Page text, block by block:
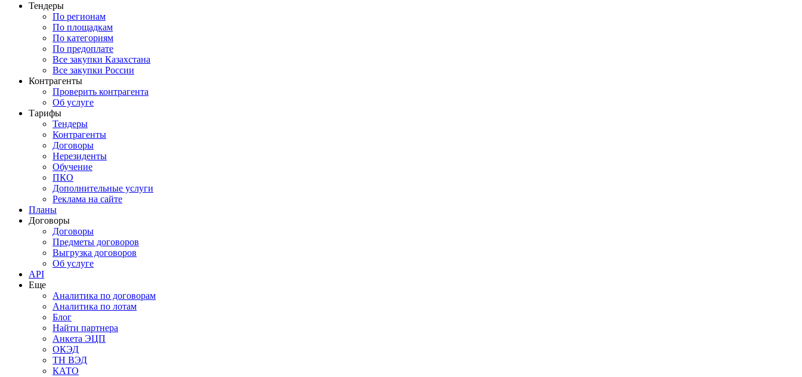
Тендеры
По регионам
По площадкам
По категориям
По предоплате
Все закупки Казахстана
Все закупки России
Контрагенты
Проверить контрагента
Об услуге
Тарифы
Тендеры
Контрагенты
Договоры
Нерезиденты
Обучение
ПКО
Дополнительные услуги
Реклама на сайте
Планы
Договоры
Договоры
Предметы договоров
Выгрузка договоров
Об услуге
API
Еще
Аналитика по договорам
Аналитика по лотам
Блог
Найти партнера
Анкета ЭЦП
ОКЭД
ТН ВЭД
КАТО